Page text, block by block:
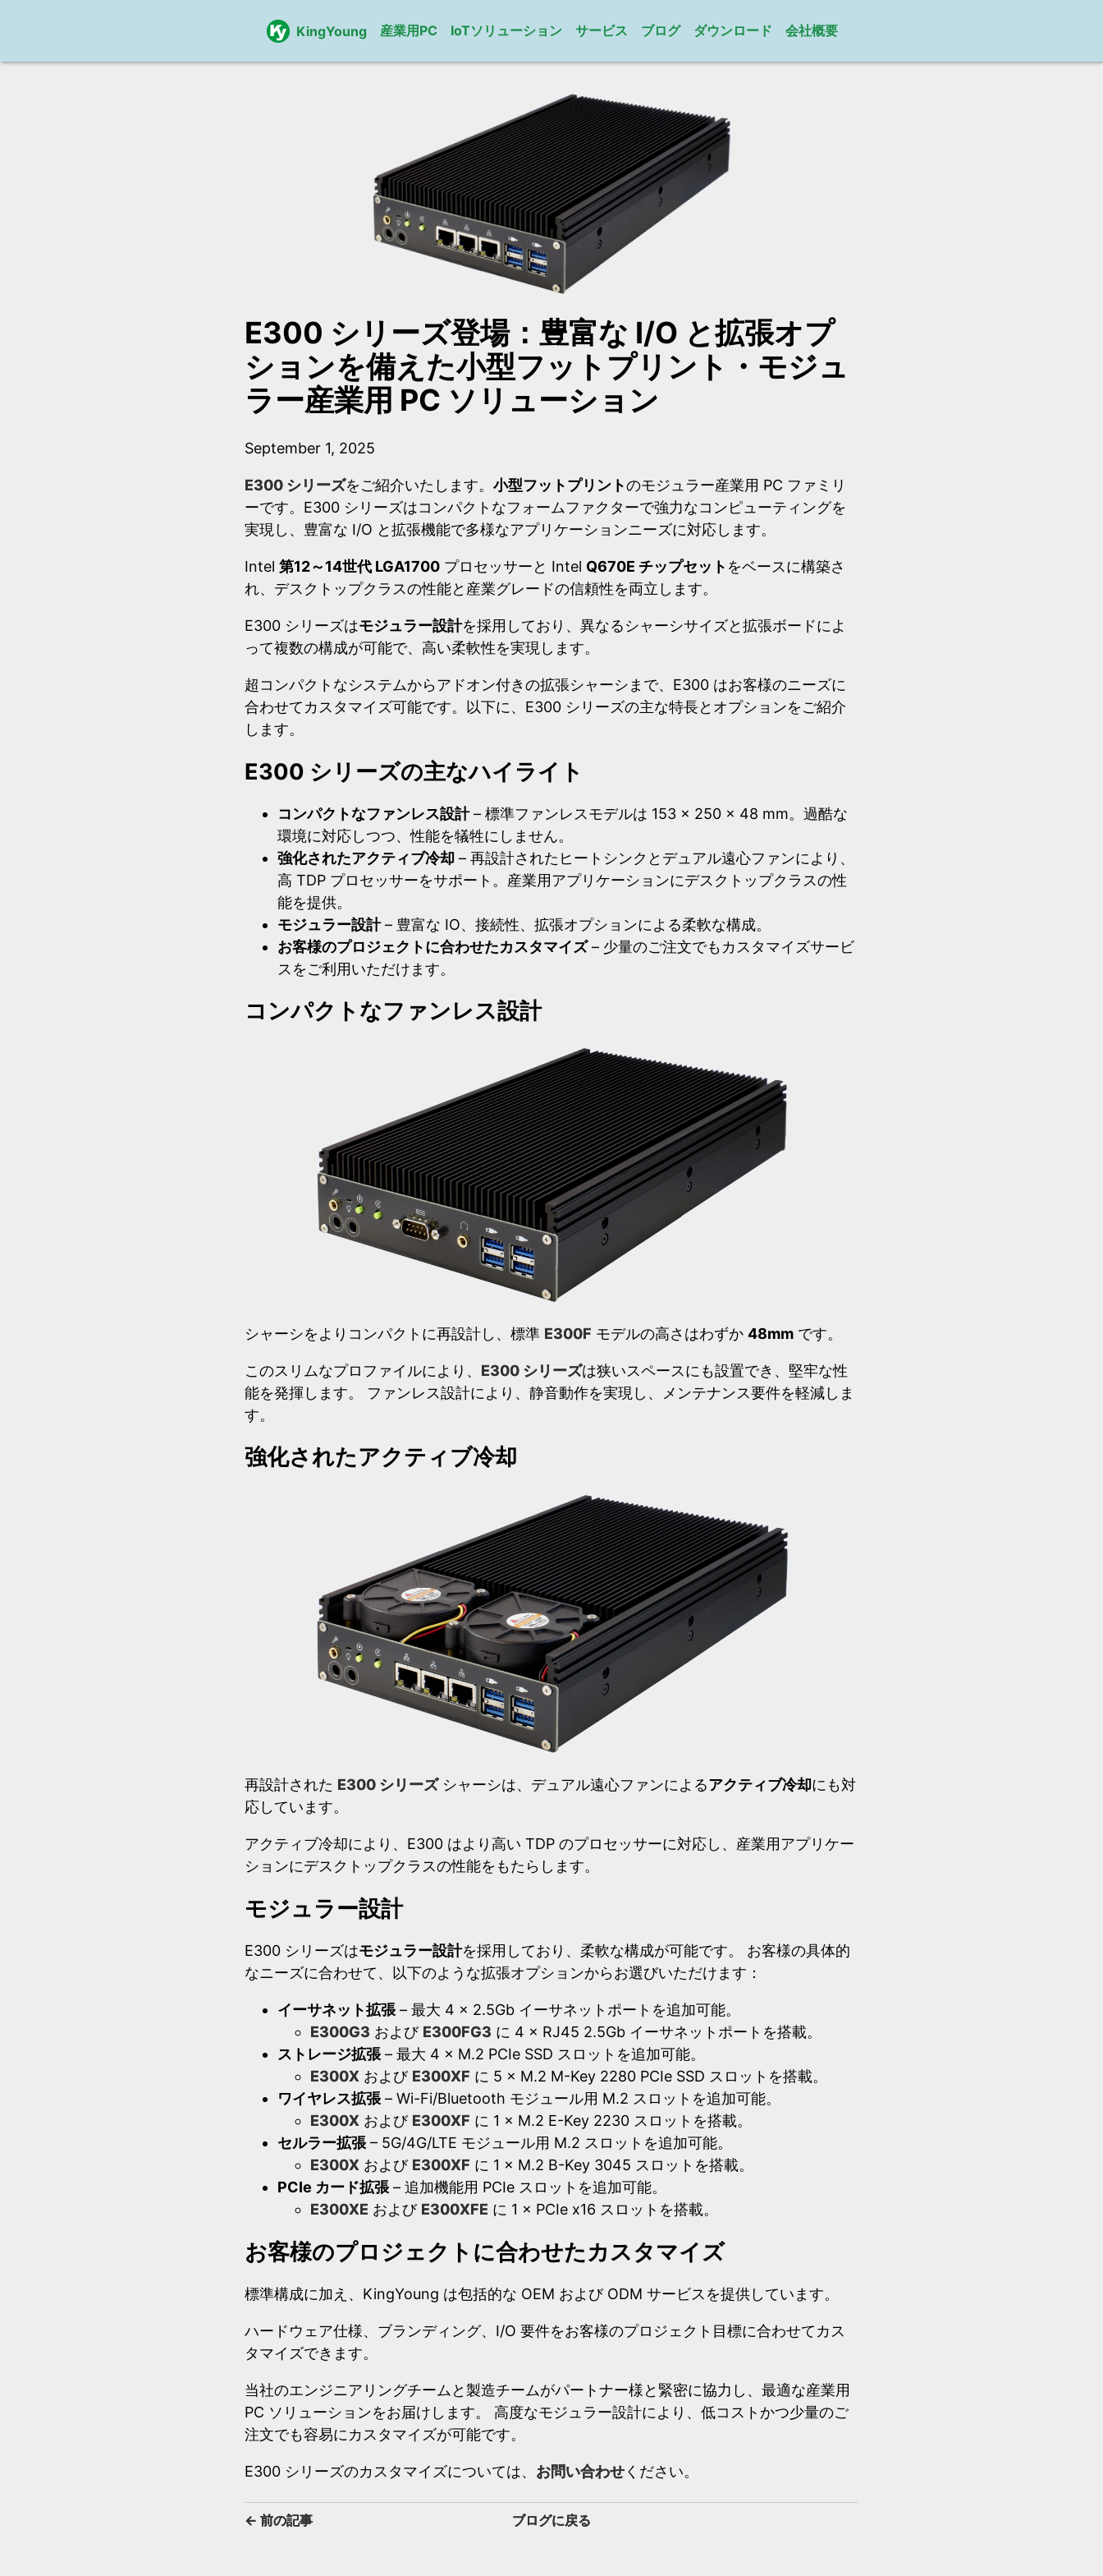
KingYoung 産業用PC IoTソリューション サービス ブログ ダウンロード 会社概要
E300 シリーズ登場：豊富な I/O と拡張オプ
ションを備えた小型フットプリント・モジュ
ラー産業用 PC ソリューション
September 1, 2025
E300 シリーズをご紹介いたします。 小型フットプリントのモジュラー産業用 PC ファミリ
ーです。E300 シリーズはコンパクトなフォームファクターで強力なコンピューティングを
実現し、豊富な I/O と拡張機能で多様なアプリケーションニーズに対応します。
Intel 第12～14世代 LGA1700 プロセッサーと Intel Q670E チップセット をベースに構築さ
れ、デスクトップクラスの性能と産業グレードの信頼性を両立します。
E300 シリーズはモジュラー設計を採用しており、異なるシャーシサイズと拡張ボードによ
って複数の構成が可能で、高い柔軟性を実現します。
超コンパクトなシステムからアドオン付きの拡張シャーシまで、E300 はお客様のニーズに
合わせてカスタマイズ可能です。以下に、E300 シリーズの主な特長とオプションをご紹介
します。
E300 シリーズの主なハイライト
コンパクトなファンレス設計– 標準ファンレスモデルは 153 × 250 × 48 mm。過酷な
環境に対応しつつ、性能を犠牲にしません。
強化されたアクティブ冷却 – 再設計されたヒートシンクとデュアル遠心ファンにより、
高 TDP プロセッサーをサポート。産業用アプリケーションにデスクトップクラスの性
能を提供。
モジュラー設計– 豊富な IO、接続性、拡張オプションによる柔軟な構成。
お客様のプロジェクトに合わせたカスタマイズ– 少量のご注文でもカスタマイズサービ
スをご利用いただけます。
コンパクトなファンレス設計
シャーシをよりコンパクトに再設計し、標準 E300F モデルの高さはわずか 48mm です。
このスリムなプロファイルにより、 E300 シリーズは狭いスペースにも設置でき、堅牢な性
能を発揮します。 ファンレス設計により、静音動作を実現し、メンテナンス要件を軽減しま
す。
強化されたアクティブ冷却
再設計された E300 シリーズシャーシは、デュアル遠心ファンによるアクティブ冷却にも対
応しています。
アクティブ冷却により、E300 はより高い TDP のプロセッサーに対応し、産業用アプリケー
ションにデスクトップクラスの性能をもたらします。
モジュラー設計
E300 シリーズはモジュラー設計を採用しており、柔軟な構成が可能です。 お客様の具体的
なニーズに合わせて、以下のような拡張オプションからお選びいただけます：
イーサネット拡張– 最大 4 × 2.5Gb イーサネットポートを追加可能。
E300G3 および E300FG3 に 4 × RJ45 2.5Gb イーサネットポートを搭載。
ストレージ拡張– 最大 4 × M.2 PCIe SSD スロットを追加可能。
E300X および E300XF に 5 × M.2 M-Key 2280 PCIe SSD スロットを搭載。
ワイヤレス拡張– Wi-Fi/Bluetooth モジュール用 M.2 スロットを追加可能。
E300X および E300XF に 1 × M.2 E-Key 2230 スロットを搭載。
セルラー拡張– 5G/4G/LTE モジュール用 M.2 スロットを追加可能。
E300X および E300XF に 1 × M.2 B-Key 3045 スロットを搭載。
PCIe カード拡張– 追加機能用 PCIe スロットを追加可能。
E300XE および E300XFE に 1 × PCIe x16 スロットを搭載。
お客様のプロジェクトに合わせたカスタマイズ
標準構成に加え、KingYoung は包括的な OEM および ODM サービスを提供しています。
ハードウェア仕様、ブランディング、I/O 要件をお客様のプロジェクト目標に合わせてカス
タマイズできます。
当社のエンジニアリングチームと製造チームがパートナー様と緊密に協力し、最適な産業用
PC ソリューションをお届けします。 高度なモジュラー設計により、低コストかつ少量のご
注文でも容易にカスタマイズが可能です。
E300 シリーズのカスタマイズについては、 お問い合わせください。
← 前の記事 ブログに戻る